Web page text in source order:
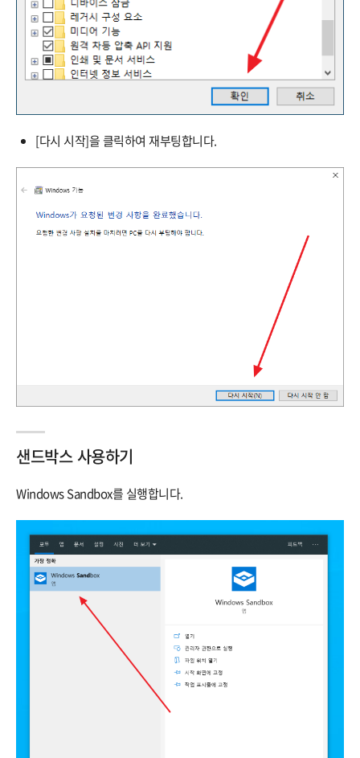
[다시 시작]을 클릭하여 재부팅합니다.
샌드박스 사용하기
Windows Sandbox를 실행합니다.